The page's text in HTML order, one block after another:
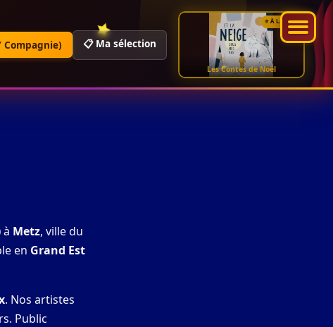
📋 Ma sélection
Les Contes de Noël
⭐ À LA UNE
à Metz, ville du
en Grand Est
. Nos artistes
Public